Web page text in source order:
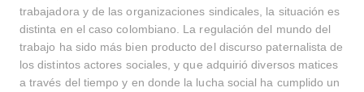
trabajadora y de las organizaciones sindicales, la situación es
distinta en el caso colombiano. La regulación del mundo del
trabajo ha sido más bien producto del discurso paternalista de
los distintos actores sociales, y que adquirió diversos matices
a través del tiempo y en donde la lucha social ha cumplido un